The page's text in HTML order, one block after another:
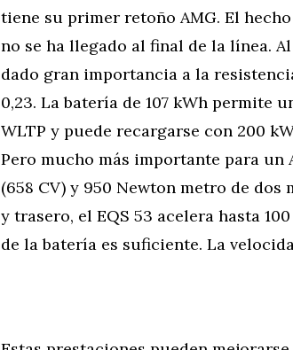
tiene su primer retoño AMG. El
no se ha llegado al final de la línea.
dado gran importancia a la
0,23. La batería de 107 kWh permite
WLTP y puede recargarse con 200
Pero mucho más importante para un
(658 CV) y 950 Newton metro de
y trasero, el EQS 53 acelera hasta
de la batería es suficiente. La